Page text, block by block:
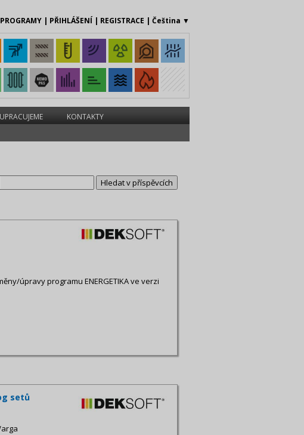
| PŘIHLÁŠENÍ | REGISTRACE | Čeština ▼
KONTAKTY
úpravy programu ENERGETIKA ve verzi
setů